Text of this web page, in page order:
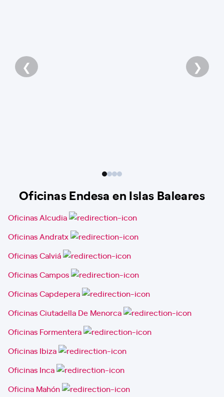
❮ ❯
Oficinas Endesa en Islas Baleares
Oficinas Alcudia
Oficinas Andratx
Oficinas Calviá
Oficinas Campos
Oficinas Capdepera
Oficinas Ciutadella De Menorca
Oficinas Formentera
Oficinas Ibiza
Oficinas Inca
Oficina Mahón